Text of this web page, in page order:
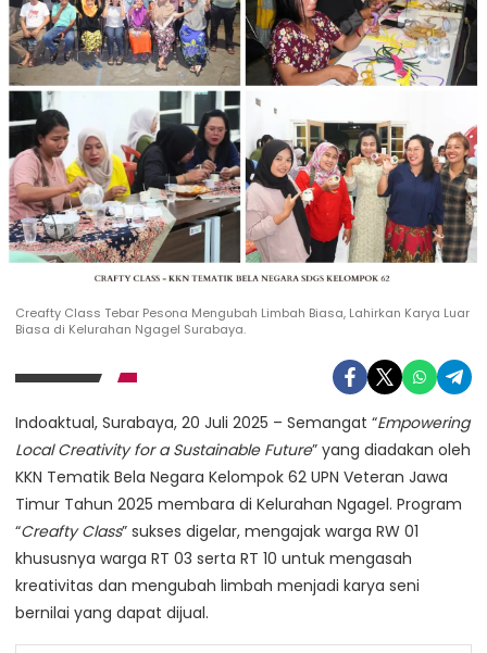
Creafty Class Tebar Pesona Mengubah Limbah Biasa, Lahirkan Karya Luar
Biasa di Kelurahan Ngagel Surabaya.
Indoaktual, Surabaya, 20 Juli 2025 – Semangat “Empowering
Local Creativity for a Sustainable Future” yang diadakan oleh
KKN Tematik Bela Negara Kelompok 62 UPN Veteran Jawa
Timur Tahun 2025 membara di Kelurahan Ngagel. Program
“Creafty Class” sukses digelar, mengajak warga RW 01
khususnya warga RT 03 serta RT 10 untuk mengasah
kreativitas dan mengubah limbah menjadi karya seni
bernilai yang dapat dijual.